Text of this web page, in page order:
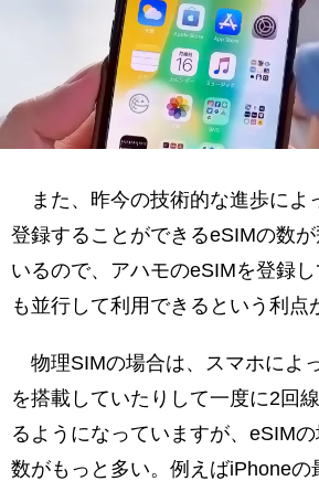
また、昨今の技術的な進歩によ
登録することができるeSIMの数
いるので、アハモのeSIMを登録
も並行して利用できるという利点
物理SIMの場合は、スマホによ
を搭載していたりして一度に2回
るようになっていますが、eSIM
数がもっと多い。例えばiPhoneの